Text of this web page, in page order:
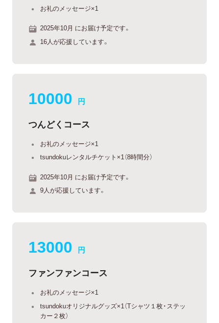
お礼のメッセージ×1
2025年10月 にお届け予定です。
16人が応援しています。
10000 円
つんどくコース
お礼のメッセージ×1
tsundokuレンタルチケット×1（8時間分）
2025年10月 にお届け予定です。
9人が応援しています。
13000 円
ファンファンコース
お礼のメッセージ×1
tsundokuオリジナルグッズ×1（Tシャツ１枚・ステッ
カー２枚）